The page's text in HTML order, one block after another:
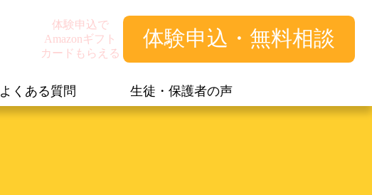
体験申込で
Amazonギフト
カードもらえる
体験申込・無料相談
よくある質問 生徒・保護者の声